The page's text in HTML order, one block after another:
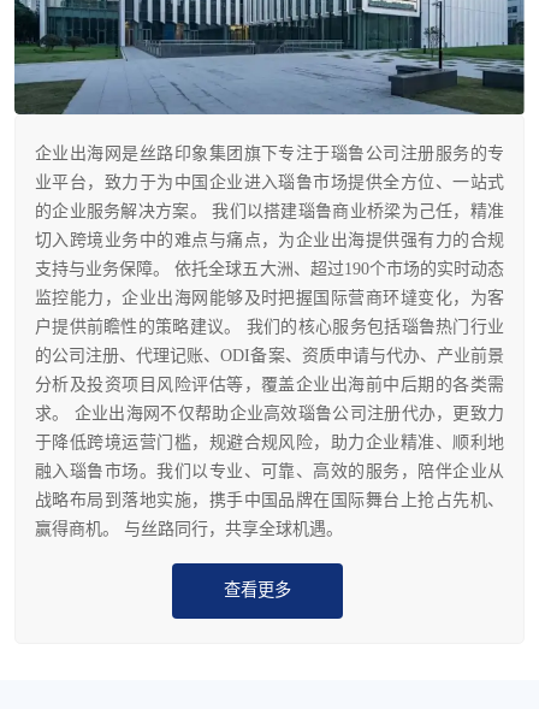
企业出海网是丝路印象集团旗下专注于瑙鲁公司注册服务的专
业平台，致力于为中国企业进入瑙鲁市场提供全方位、一站式
的企业服务解决方案。 我们以搭建瑙鲁商业桥梁为己任，精准
切入跨境业务中的难点与痛点，为企业出海提供强有力的合规
支持与业务保障。 依托全球五大洲、超过190个市场的实时动态
监控能力，企业出海网能够及时把握国际营商环墶变化，为客
户提供前瞻性的策略建议。 我们的核心服务包括瑙鲁热门行业
的公司注册、代理记账、ODI备案、资质申请与代办、产业前景
分析及投资项目风险评估等，覆盖企业出海前中后期的各类需
求。 企业出海网不仅帮助企业高效瑙鲁公司注册代办，更致力
于降低跨境运营门槛，规避合规风险，助力企业精准、顺利地
融入瑙鲁市场。我们以专业、可靠、高效的服务，陪伴企业从
战略布局到落地实施，携手中国品牌在国际舞台上抢占先机、
赢得商机。 与丝路同行，共享全球机遇。
查看更多